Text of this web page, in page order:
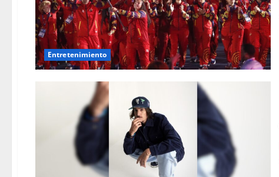
Entretenimiento